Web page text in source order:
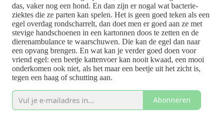
das, vaker nog een hond. En dan zijn er nogal wat bacterie-
ziektes die ze parten kan spelen. Het is geen goed teken als een
egel overdag rondscharrelt, dan doet men er goed aan ze met
stevige handschoenen in een kartonnen doos te zetten en de
dierenambulance te waarschuwen. Die kan de egel dan naar
een opvang brengen. En wat kan je verder goed doen voor
vriend egel: een beetje kattenvoer kan nooit kwaad, een mooi
onderkomen ook niet, als het maar een beetje uit het zicht is,
tegen een haag of schutting aan.
Abonneren